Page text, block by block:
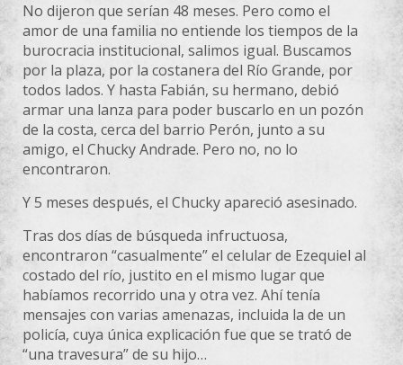
No dijeron que serían 48 meses. Pero como el
amor de una familia no entiende los tiempos de la
burocracia institucional, salimos igual. Buscamos
por la plaza, por la costanera del Río Grande, por
todos lados. Y hasta Fabián, su hermano, debió
armar una lanza para poder buscarlo en un pozón
de la costa, cerca del barrio Perón, junto a su
amigo, el Chucky Andrade. Pero no, no lo
encontraron.
Y 5 meses después, el Chucky apareció asesinado.
Tras dos días de búsqueda infructuosa,
encontraron “casualmente” el celular de Ezequiel al
costado del río, justito en el mismo lugar que
habíamos recorrido una y otra vez. Ahí tenía
mensajes con varias amenazas, incluida la de un
policía, cuya única explicación fue que se trató de
“una travesura” de su hijo…